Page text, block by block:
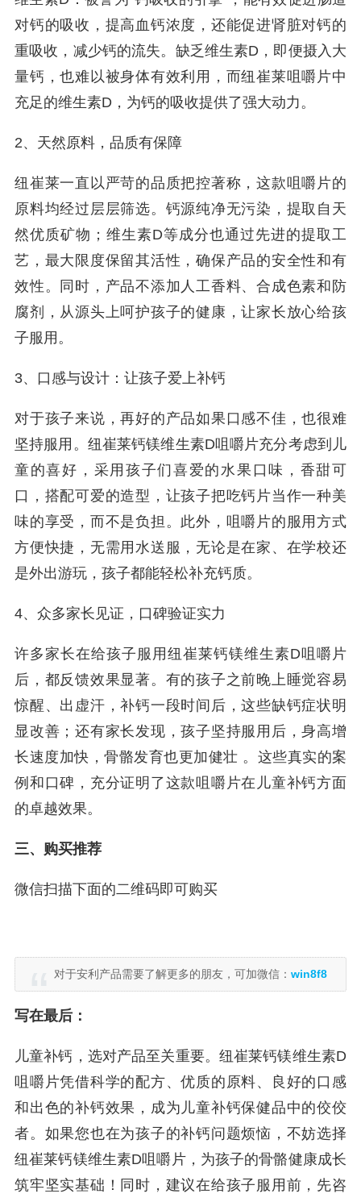
对钙的吸收，提高血钙浓度，还能促进肾脏对钙的
重吸收，减少钙的流失。缺乏维生素D，即便摄入大
量钙，也难以被身体有效利用，而纽崔莱咀嚼片中
充足的维生素D，为钙的吸收提供了强大动力。
2、天然原料，品质有保障
纽崔莱一直以严苛的品质把控著称，这款咀嚼片的
原料均经过层层筛选。钙源纯净无污染，提取自天
然优质矿物；维生素D等成分也通过先进的提取工
艺，最大限度保留其活性，确保产品的安全性和有
效性。同时，产品不添加人工香料、合成色素和防
腐剂，从源头上呵护孩子的健康，让家长放心给孩
子服用。
3、口感与设计：让孩子爱上补钙
对于孩子来说，再好的产品如果口感不佳，也很难
坚持服用。纽崔莱钙镁维生素D咀嚼片充分考虑到儿
童的喜好，采用孩子们喜爱的水果口味，香甜可
口，搭配可爱的造型，让孩子把吃钙片当作一种美
味的享受，而不是负担。此外，咀嚼片的服用方式
方便快捷，无需用水送服，无论是在家、在学校还
是外出游玩，孩子都能轻松补充钙质。
4、众多家长见证，口碑验证实力
许多家长在给孩子服用纽崔莱钙镁维生素D咀嚼片
后，都反馈效果显著。有的孩子之前晚上睡觉容易
惊醒、出虚汗，补钙一段时间后，这些缺钙症状明
显改善；还有家长发现，孩子坚持服用后，身高增
长速度加快，骨骼发育也更加健壮 。这些真实的案
例和口碑，充分证明了这款咀嚼片在儿童补钙方面
的卓越效果。
三、购买推荐
微信扫描下面的二维码即可购买
对于安利产品需要了解更多的朋友，可加微信： win8f8
写在最后：
儿童补钙，选对产品至关重要。纽崔莱钙镁维生素D
咀嚼片凭借科学的配方、优质的原料、良好的口感
和出色的补钙效果，成为儿童补钙保健品中的佼佼
者。如果您也在为孩子的补钙问题烦恼，不妨选择
纽崔莱钙镁维生素D咀嚼片，为孩子的骨骼健康成长
筑牢坚实基础！同时，建议在给孩子服用前，先咨